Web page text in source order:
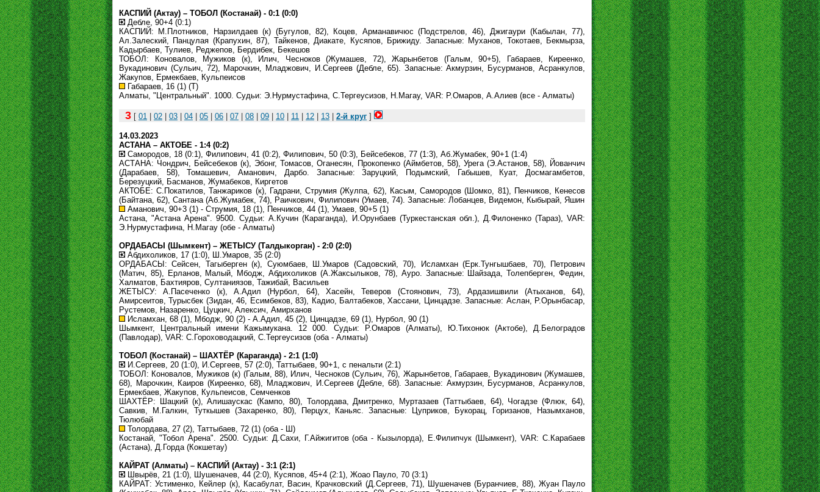
КАСПИЙ (Актау) – ТОБОЛ (Костанай) - 0:1 (0:0)
Дебле, 90+4 (0:1)
КАСПИЙ: М.Плотников, Нарзилдаев (к) (Бугулов, 82), Коцев, Арманавичюс (Подстрелов, 46), Джигаури (Кабылан, 77),
Ал.Залеский, Панцулая (Крапухин, 87), Тайкенов, Диакате, Кусяпов, Брижиду. Запасные: Муханов, Токотаев, Бекмырза,
Кадырбаев, Тулиев, Реджепов, Бердибек, Бекешов
ТОБОЛ: Коновалов, Мужиков (к), Илич, Чесноков (Жумашев, 72), Жарынбетов (Галым, 90+5), Габараев, Киреенко,
Вукадинович (Сульич, 72), Марочкин, Младжович, И.Сергеев (Дебле, 65). Запасные: Акмурзин, Бусурманов, Асранкулов,
Жакупов, Ермекбаев, Кульпеисов
Габараев, 16 (1) (Т)
Алматы, "Центральный". 1000. Судьи: Э.Нурмустафина, С.Тергеусизов, Н.Магау, VAR: Р.Омаров, А.Алиев (все - Алматы)
3 [ 01 02 03 04 05 06 07 08 09 10 11 12 13 2-й круг ]
14.03.2023
АСТАНА – АКТОБЕ - 1:4 (0:2)
Самородов, 18 (0:1), Филипович, 41 (0:2), Филипович, 50 (0:3), Бейсебеков, 77 (1:3), Аб.Жумабек, 90+1 (1:4)
АСТАНА: Чондрич, Бейсебеков (к), Эбонг, Томасов, Оганесян, Прокопенко (Аймбетов, 58), Урега (Э.Астанов, 58), Йованчич
(Дарабаев, 58), Томашевич, Аманович, Дарбо. Запасные: Заруцкий, Подымский, Габышев, Куат, Досмагамбетов,
Березуцкий, Басманов, Жумабеков, Киргетов
АКТОБЕ: С.Покатилов, Танжариков (к), Гадрани, Струмия (Жулпа, 62), Касым, Самородов (Шомко, 81), Пенчиков, Кенесов
(Байтана, 62), Сантана (Аб.Жумабек, 74), Раичкович, Филипович (Умаев, 74). Запасные: Лобанцев, Видемон, Кыбырай, Яшин
Аманович, 90+3 (1) - Струмия, 18 (1), Пенчиков, 44 (1), Умаев, 90+5 (1)
Астана, "Астана Арена". 9500. Судьи: А.Кучин (Караганда), И.Орунбаев (Туркестанская обл.), Д.Филоненко (Тараз), VAR:
Э.Нурмустафина, Н.Магау (обе - Алматы)
ОРДАБАСЫ (Шымкент) – ЖЕТЫСУ (Талдыкорган) - 2:0 (2:0)
Абдихоликов, 17 (1:0), Ш.Умаров, 35 (2:0)
ОРДАБАСЫ: Сейсен, Тагыберген (к), Суюмбаев, Ш.Умаров (Садовский, 70), Исламхан (Ерк.Тунгышбаев, 70), Петрович
(Матич, 85), Ерланов, Малый, Мбодж, Абдихоликов (А.Жаксылыков, 78), Ауро. Запасные: Шайзада, Толепберген, Федин,
Халматов, Бахтияров, Султаниязов, Тажибай, Васильев
ЖЕТЫСУ: А.Пасеченко (к), А.Адил (Нурбол, 64), Хасейн, Теверов (Стоянович, 73), Ардазишвили (Атыханов, 64),
Амирсеитов, Турысбек (Зидан, 46, Есимбеков, 83), Кадио, Балтабеков, Хассани, Цинцадзе. Запасные: Аслан, Р.Орынбасар,
Рустемов, Назаренко, Цуцкич, Алексич, Амирханов
Исламхан, 68 (1), Мбодж, 90 (2) - А.Адил, 45 (2), Цинцадзе, 69 (1), Нурбол, 90 (1)
Шымкент, Центральный имени Кажымукана. 12 000. Судьи: Р.Омаров (Алматы), Ю.Тихонюк (Актобе), Д.Белоградов
(Павлодар), VAR: С.Гороховодацкий, С.Тергеусизов (оба - Алматы)
ТОБОЛ (Костанай) – ШАХТЁР (Караганда) - 2:1 (1:0)
И.Сергеев, 20 (1:0), И.Сергеев, 57 (2:0), Таттыбаев, 90+1, с пенальти (2:1)
ТОБОЛ: Коновалов, Мужиков (к) (Галым, 88), Илич, Чесноков (Сульич, 76), Жарынбетов, Габараев, Вукадинович (Жумашев,
68), Марочкин, Каиров (Киреенко, 68), Младжович, И.Сергеев (Дебле, 68). Запасные: Акмурзин, Бусурманов, Асранкулов,
Ермекбаев, Жакупов, Кульпеисов, Семченков
ШАХТЁР: Шацкий (к), Алишаускас (Кампо, 80), Толордава, Дмитренко, Муртазаев (Таттыбаев, 64), Чогадзе (Флюк, 64),
Савкив, М.Галкин, Туткышев (Захаренко, 80), Перцух, Каньяс. Запасные: Цуприков, Букорац, Горизанов, Назымханов,
Тюлюбай
Толордава, 27 (2), Таттыбаев, 72 (1) (оба - Ш)
Костанай, "Тобол Арена". 2500. Судьи: Д.Сахи, Г.Айжигитов (оба - Кызылорда), Е.Филипчук (Шымкент), VAR: С.Карабаев
(Астана), Д.Горда (Кокшетау)
КАЙРАТ (Алматы) – КАСПИЙ (Актау) - 3:1 (2:1)
Швырёв, 21 (1:0), Шушеначев, 44 (2:0), Кусяпов, 45+4 (2:1), Жоао Пауло, 70 (3:1)
КАЙРАТ: Устименко, Кейлер (к), Касабулат, Васин, Крачковский (Д.Сергеев, 71), Шушеначев (Буранчиев, 88), Жуан Пауло